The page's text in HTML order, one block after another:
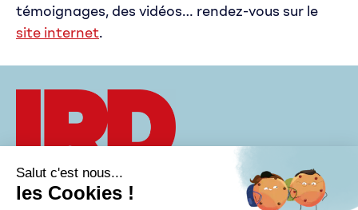
témoignages, des vidéos… rendez-vous sur le
site internet.
À PROPOS
CONTACT
Groupe IRD